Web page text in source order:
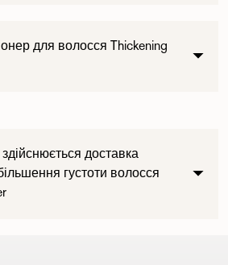
для волосся Thickening
здійснюється доставка
густоти волосся